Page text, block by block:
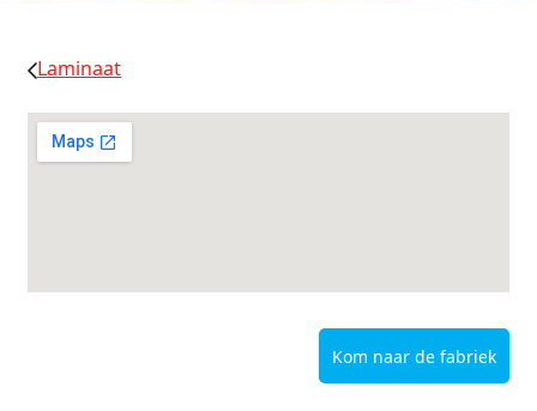
Laminaat
Kom naar de fabriek